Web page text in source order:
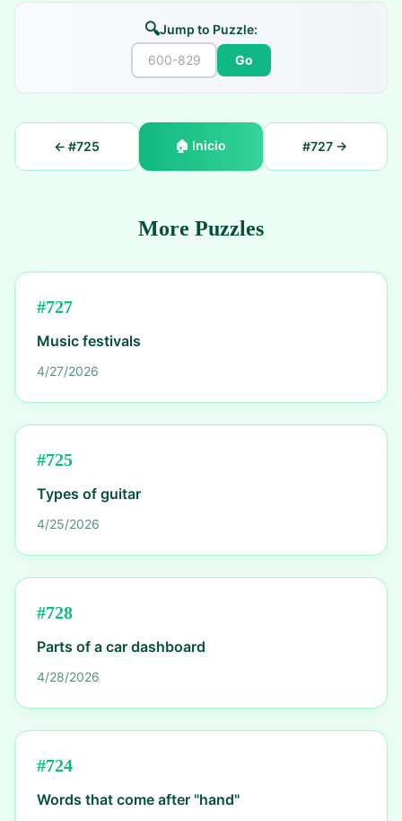
🔍Jump to Puzzle:
Go
← #725 🏠 Inicio #727 →
More Puzzles
#727
Music festivals
4/27/2026
#725
Types of guitar
4/25/2026
#728
Parts of a car dashboard
4/28/2026
#724
Words that come after "hand"